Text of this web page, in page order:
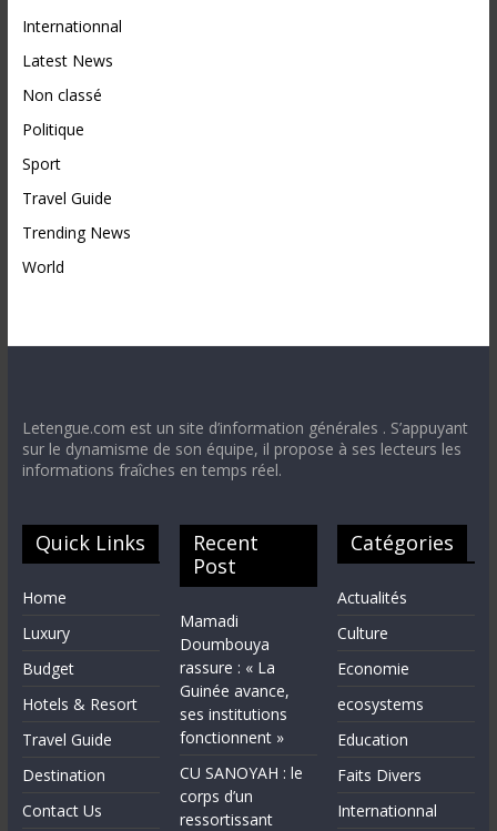
Internationnal
Latest News
Non classé
Politique
Sport
Travel Guide
Trending News
World
Letengue.com est un site d’information générales . S’appuyant
sur le dynamisme de son équipe, il propose à ses lecteurs les
informations fraîches en temps réel.
Quick Links
Home
Luxury
Budget
Hotels & Resort
Travel Guide
Destination
Contact Us
Recent
Post
Mamadi
Doumbouya
rassure : « La
Guinée avance,
ses institutions
fonctionnent »
CU SANOYAH : le
corps d’un
ressortissant
Catégories
Actualités
Culture
Economie
ecosystems
Education
Faits Divers
Internationnal